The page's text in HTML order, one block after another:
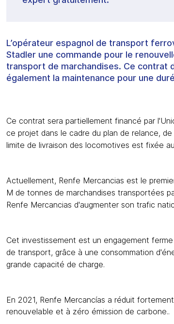
L’opérateur espagnol de transport
Stadler une commande pour le
transport de marchandises. Ce contrat
également la maintenance pour une
Ce contrat sera partiellement financé par
ce projet dans le cadre du plan de relance,
limite de livraison des locomotives est fixée
Actuellement, Renfe Mercancias est le
M de tonnes de marchandises transportées
Renfe Mercancias d'augmenter son trafic
Cet investissement est un engagement
de transport, grâce à une consommation
grande capacité de charge.
En 2021, Renfe Mercancías a réduit fortement
renouvelable et à zéro émission de carbone..